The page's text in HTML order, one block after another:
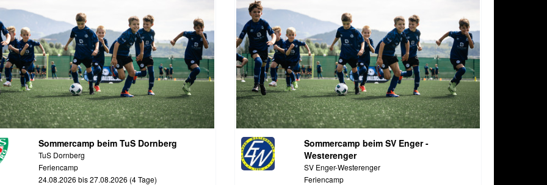
Sommercamp beim TuS Dornberg
TuS Dornberg
Feriencamp
24.08.2026 bis 27.08.2026 (4 Tage)
Sommercamp beim SV Enger -
Westerenger
SV Enger-Westerenger
Feriencamp